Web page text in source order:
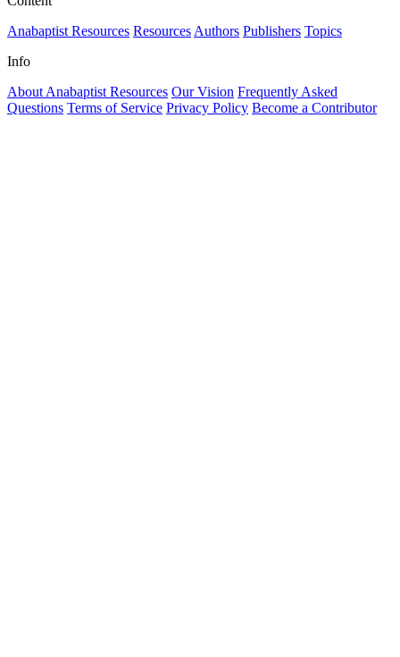
Anabaptist Resources Resources Authors Publishers Topics
Info
About Anabaptist Resources Our Vision Frequently Asked
Questions Terms of Service Privacy Policy Become a Contributor